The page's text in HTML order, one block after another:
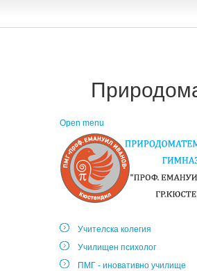
Open menu
Учителска колегия
Училищен психолог
ПМГ - иновативно училище